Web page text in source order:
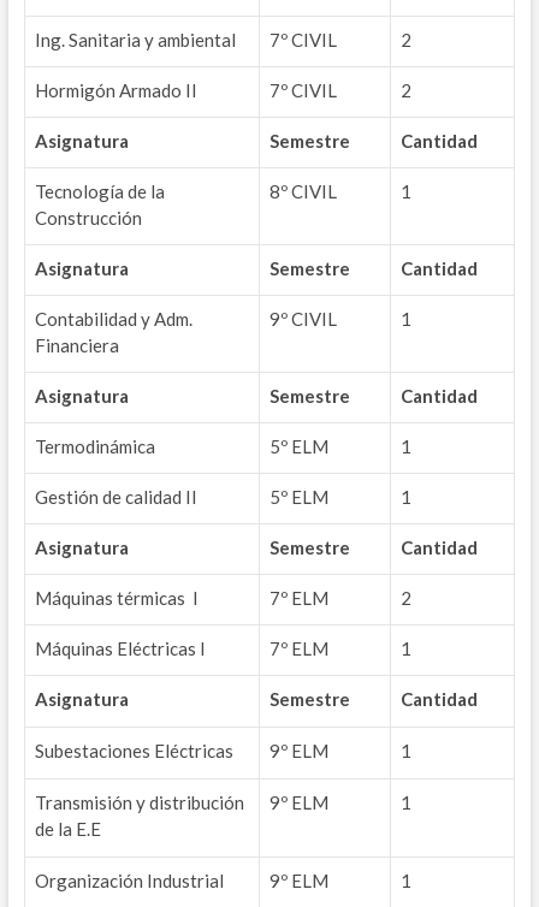
Ing. Sanitaria y ambiental 7º CIVIL 2
Hormigón Armado II 7º CIVIL 2
Asignatura Semestre Cantidad
Tecnología de la
Construcción
8º CIVIL 1
Asignatura Semestre Cantidad
Contabilidad y Adm.
Financiera
9º CIVIL 1
Asignatura Semestre Cantidad
Termodinámica 5º ELM 1
Gestión de calidad II 5º ELM 1
Asignatura Semestre Cantidad
Máquinas térmicas I 7º ELM 2
Máquinas Eléctricas I 7º ELM 1
Asignatura Semestre Cantidad
Subestaciones Eléctricas 9º ELM 1
Transmisión y distribución
de la E.E
9º ELM 1
Organización Industrial 9º ELM 1